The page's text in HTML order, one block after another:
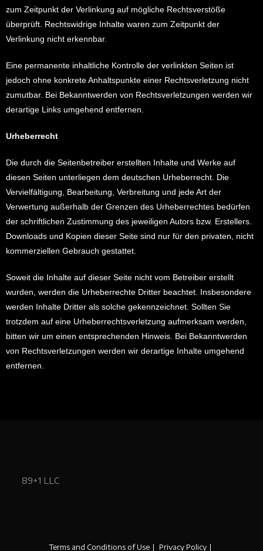
zum Zeitpunkt der Verlinkung auf mögliche Rechtsverstöße
überprüft. Rechtswidrige Inhalte waren zum Zeitpunkt der
Verlinkung nicht erkennbar.
Eine permanente inhaltliche Kontrolle der verlinkten Seiten ist
jedoch ohne konkrete Anhaltspunkte einer Rechtsverletzung nicht
zumutbar. Bei Bekanntwerden von Rechtsverletzungen werden wir
derartige Links umgehend entfernen.
Urheberrecht
Die durch die Seitenbetreiber erstellten Inhalte und Werke auf
diesen Seiten unterliegen dem deutschen Urheberrecht. Die
Vervielfältigung, Bearbeitung, Verbreitung und jede Art der
Verwertung außerhalb der Grenzen des Urheberrechtes bedürfen
der schriftlichen Zustimmung des jeweiligen Autors bzw. Erstellers.
Downloads und Kopien dieser Seite sind nur für den privaten, nicht
kommerziellen Gebrauch gestattet.
Soweit die Inhalte auf dieser Seite nicht vom Betreiber erstellt
wurden, werden die Urheberrechte Dritter beachtet. Insbesondere
werden Inhalte Dritter als solche gekennzeichnet. Sollten Sie
trotzdem auf eine Urheberrechtsverletzung aufmerksam werden,
bitten wir um einen entsprechenden Hinweis. Bei Bekanntwerden
von Rechtsverletzungen werden wir derartige Inhalte umgehend
entfernen.
89+1 LLC
Terms and Conditions of Use Privacy Policy